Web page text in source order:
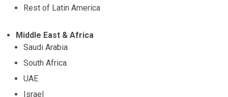
Rest of Latin America
Middle East & Africa
Saudi Arabia
South Africa
UAE
Israel